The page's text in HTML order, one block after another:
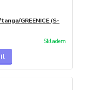
GREENICE (S-
Skladem